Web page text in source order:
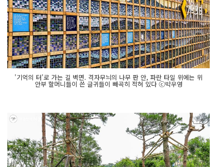
'기억의 터'로 가는 길 벽면. 격자무늬의 나무 판 안, 파란 타일 위에는 위
안부 할머니들이 쓴 글귀들이 빼곡히 적혀 있다 ⓒ박우영